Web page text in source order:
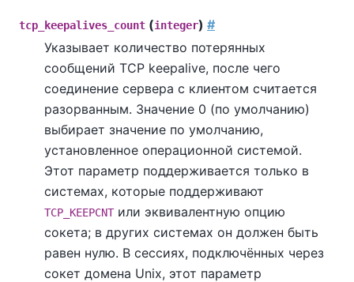
tcp_keepalives_count (integer) #
Указывает количество потерянных
сообщений TCP keepalive, после чего
соединение сервера с клиентом считается
разорванным. Значение 0 (по умолчанию)
выбирает значение по умолчанию,
установленное операционной системой.
Этот параметр поддерживается только в
системах, которые поддерживают
TCP_KEEPCNTили эквивалентную опцию
сокета; в других системах он должен быть
равен нулю. В сессиях, подключённых через
сокет домена Unix, этот параметр